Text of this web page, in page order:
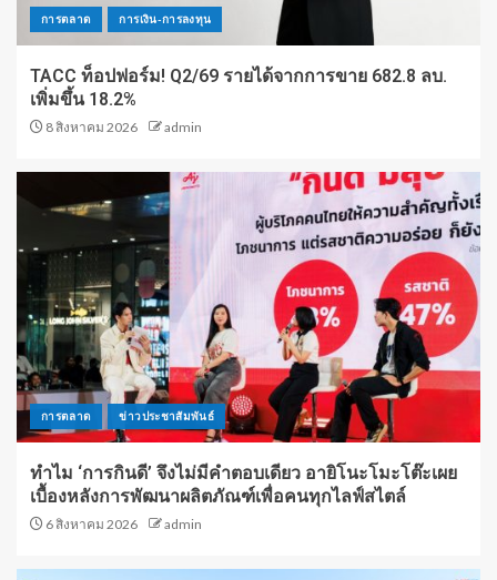
การตลาด การเงิน-การลงทุน
TACC ท็อปฟอร์ม! Q2/69 รายได้จากการขาย 682.8 ลบ.
เพิ่มขึ้น 18.2%
8 สิงหาคม 2026 admin
การตลาด ข่าวประชาสัมพันธ์
ทำไม ‘การกินดี’ จึงไม่มีคำตอบเดียว อายิโนะโมะโต๊ะเผย
เบื้องหลังการพัฒนาผลิตภัณฑ์เพื่อคนทุกไลฟ์สไตล์
6 สิงหาคม 2026 admin